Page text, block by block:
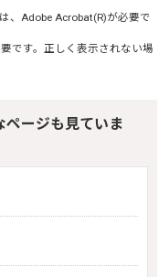
、Adobe Acrobat(R)が必要で
です。正しく表示されない場
ページも見ていま